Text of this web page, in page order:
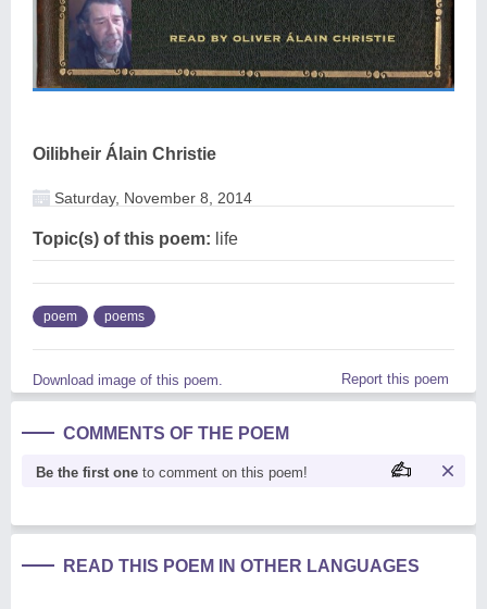
Oilibheir Álain Christie
Saturday, November 8, 2014
Topic(s) of this poem: life
poem poems
Download image of this poem. Report this poem
COMMENTS OF THE POEM
Be the first one to comment on this poem!
READ THIS POEM IN OTHER LANGUAGES